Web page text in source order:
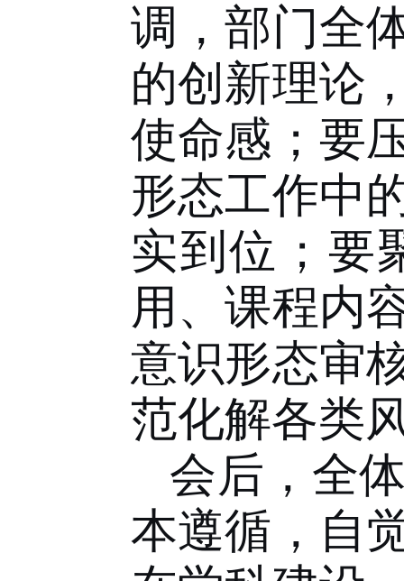
调，部门全
的创新理论
使命感 ； 要
形态工作中
实到位 ； 要
用、课程内
意识形态审
范化解各类
会后，全
本遵循，自